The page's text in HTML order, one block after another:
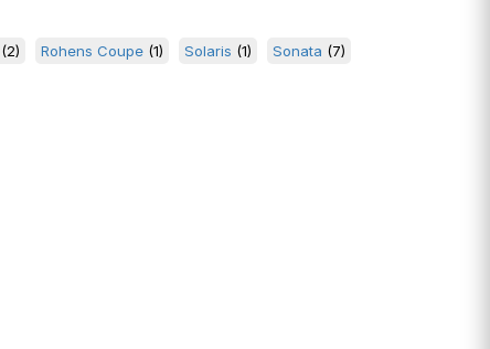
(2) Rohens Coupe (1) Solaris (1) Sonata (7)